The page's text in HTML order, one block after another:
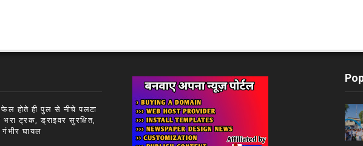
फेल होते ही पुल से नीचे पलटा
ट्रक, ड्राइवर सुरक्षित,
गंभीर घायल